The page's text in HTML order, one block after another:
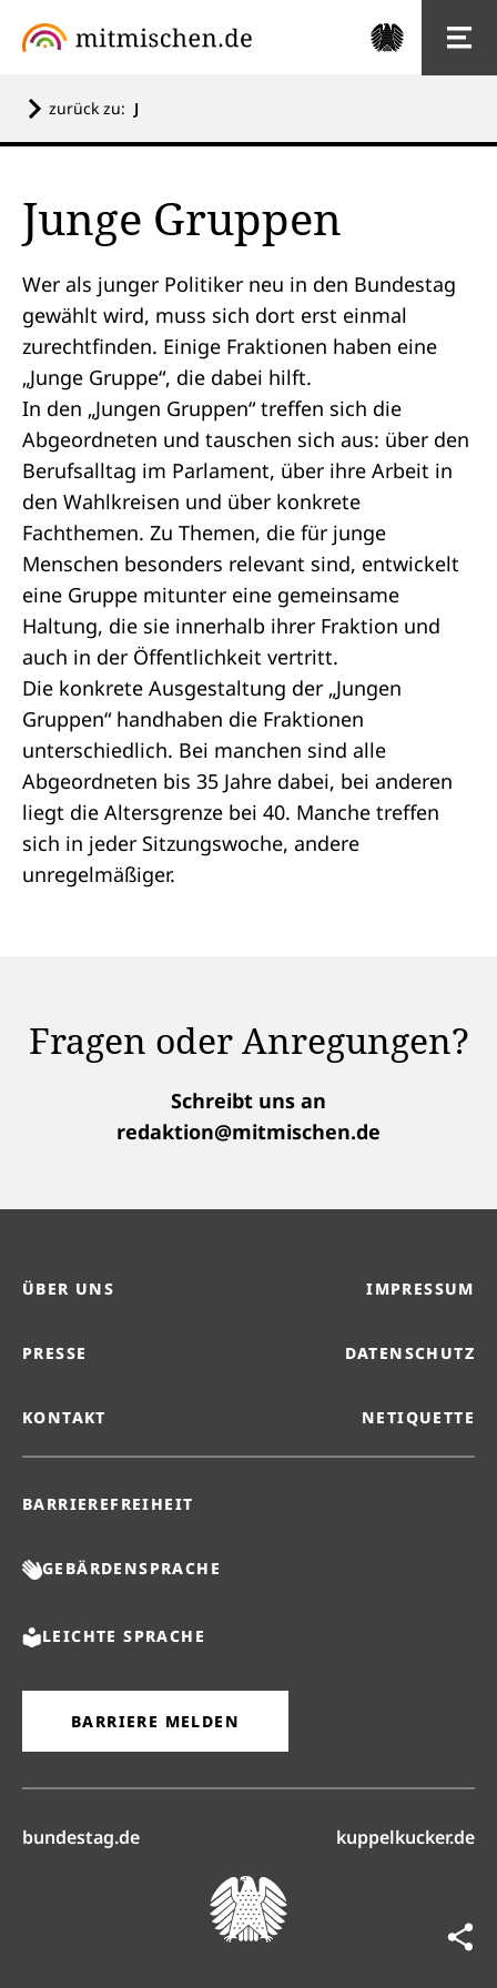
zurück zu: J
Junge Gruppen
Wer als junger Politiker neu in den Bundestag
gewählt wird, muss sich dort erst einmal
zurechtfinden. Einige Fraktionen haben eine
„Junge Gruppe“, die dabei hilft.
In den „Jungen Gruppen“ treffen sich die
Abgeordneten und tauschen sich aus: über den
Berufsalltag im Parlament, über ihre Arbeit in
den Wahlkreisen und über konkrete
Fachthemen. Zu Themen, die für junge
Menschen besonders relevant sind, entwickelt
eine Gruppe mitunter eine gemeinsame
Haltung, die sie innerhalb ihrer Fraktion und
auch in der Öffentlichkeit vertritt.
Die konkrete Ausgestaltung der „Jungen
Gruppen“ handhaben die Fraktionen
unterschiedlich. Bei manchen sind alle
Abgeordneten bis 35 Jahre dabei, bei anderen
liegt die Altersgrenze bei 40. Manche treffen
sich in jeder Sitzungswoche, andere
unregelmäßiger.
Fragen oder Anregungen?
Schreibt uns an
redaktion@mitmischen.de
ÜBER UNS IMPRESSUM
PRESSE DATENSCHUTZ
KONTAKT NETIQUETTE
BARRIEREFREIHEIT
GEBÄRDENSPRACHE
LEICHTE SPRACHE
BARRIERE MELDEN
bundestag.de(öffnet in neuem Reiter)kuppelkucker.de